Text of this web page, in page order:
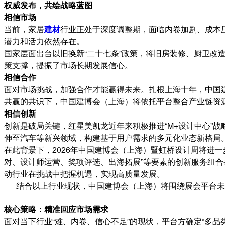
权威发布，共绘战略蓝图
相信市场
当前，家居建材行业正处于深度调整期，面临内卷加剧、成
潜力和活力依然存在。
国家层面出台以旧换新“二十七条”政策，将旧房装修、厨卫
策支撑，提振了市场长期发展信心。
相信合作
面对市场挑战，加强合作才能赢得未来。扎根上海十年，中
共赢的共识下，中国建博会（上海）将依托平台整合产业链
相信创新
创新是破局关键，红星美凯龙近年来积极推进“M+设计中心”
伸至汽车等新兴领域，构建基于用户需求的多元化业态新格局
在此背景下，2026年中国建博会（上海）暨虹桥设计周将进
对、设计师运营、奖项评选、出海拓展”等要素的创新服务组
动行业在挑战中把握机遇，实现高质量发展。
结合以上行业现状，中国建博会（上海）将围绕展会平台
核心策略：精准回应市场需求
面对当下行业“难、内卷、信心不足”的现状，平台方确定“多